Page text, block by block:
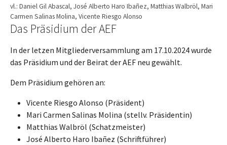
vl.: Daniel Gil Abascal, José Alberto Haro Ibañez, Matthias Walbröl, Mari
Carmen Salinas Molina, Vicente Riesgo Alonso
Das Präsidium der AEF
In der letzen Mitgliederversammlung am 17.10.2024 wurde
das Präsidium und der Beirat der AEF neu gewählt.
Dem Präsidium gehören an:
Vicente Riesgo Alonso (Präsident)
Mari Carmen Salinas Molina (stellv. Präsidentin)
Matthias Walbröl (Schatzmeister)
José Alberto Haro Ibañez (Schriftführer)